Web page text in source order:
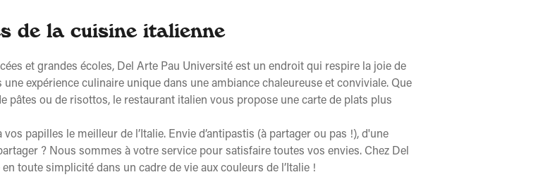
de la cuisine italienne
et grandes écoles, Del Arte Pau Université est un endroit qui respire la joie de
expérience culinaire unique dans une ambiance chaleureuse et conviviale. Que
pâtes ou de risottos, le restaurant italien vous propose une carte de plats plus
papilles le meilleur de l’Italie. Envie d’antipastis (à partager ou pas !), d'une
? Nous sommes à votre service pour satisfaire toutes vos envies. Chez Del
toute simplicité dans un cadre de vie aux couleurs de l’Italie !